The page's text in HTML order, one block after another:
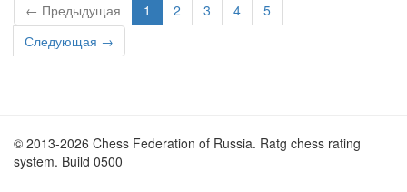
← Предыдущая 1 2 3 4
5
Следующая →
© 2013-2026 Chess Federation of Russia. Ratg chess rating
system. Build 0500